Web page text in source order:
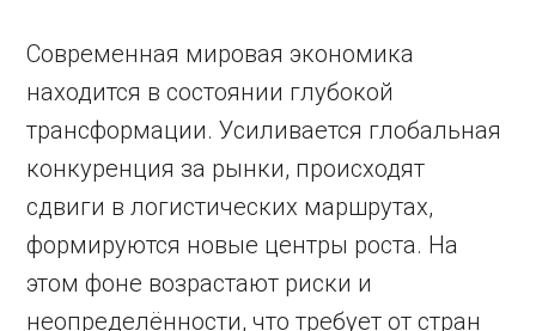
Современная мировая экономика
находится в состоянии глубокой
трансформации. Усиливается глобальная
конкуренция за рынки, происходят
сдвиги в логистических маршрутах,
формируются новые центры роста. На
этом фоне возрастают риски и
неопределённости, что требует от стран